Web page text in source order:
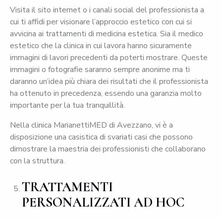
Visita il sito internet o i canali social del professionista a
cui ti affidi per visionare l’approccio estetico con cui si
avvicina ai trattamenti di medicina estetica. Sia il medico
estetico che la clinica in cui lavora hanno sicuramente
immagini di lavori precedenti da poterti mostrare. Queste
immagini o fotografie saranno sempre anonime ma ti
daranno un’idea più chiara dei risultati che il professionista
ha ottenuto in precedenza, essendo una garanzia molto
importante per la tua tranquillità.
Nella clinica MarianettiMED di Avezzano, vi è a
disposizione una casistica di svariati casi che possono
dimostrare la maestria dei professionisti che collaborano
con la struttura.
TRATTAMENTI
PERSONALIZZATI AD HOC